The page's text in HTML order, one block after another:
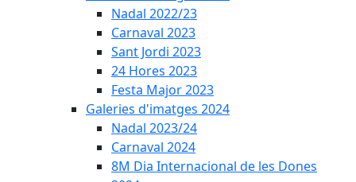
Nadal 2022/23
Carnaval 2023
Sant Jordi 2023
24 Hores 2023
Festa Major 2023
Galeries d'imatges 2024
Nadal 2023/24
Carnaval 2024
8M Dia Internacional de les Dones